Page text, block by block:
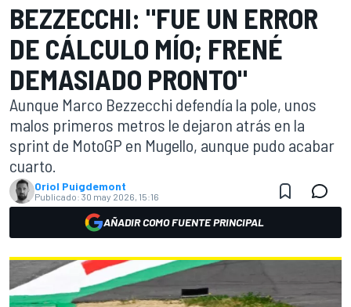
BEZZECCHI: "FUE UN ERROR
DE CÁLCULO MÍO; FRENÉ
DEMASIADO PRONTO"
Aunque Marco Bezzecchi defendía la pole, unos
malos primeros metros le dejaron atrás en la
sprint de MotoGP en Mugello, aunque pudo acabar
cuarto.
Oriol Puigdemont
Publicado: 30 may 2026, 15:16
AÑADIR COMO FUENTE PRINCIPAL